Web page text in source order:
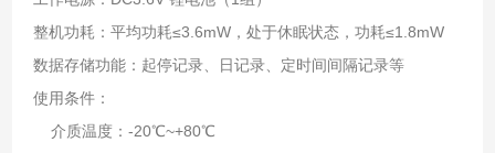
整机功耗：平均功耗≤3.6mW，处于休眠状态，功耗≤1.8mW
数据存储功能：起停记录、日记录、定时间间隔记录等
使用条件：
介质温度：-20℃~+80℃